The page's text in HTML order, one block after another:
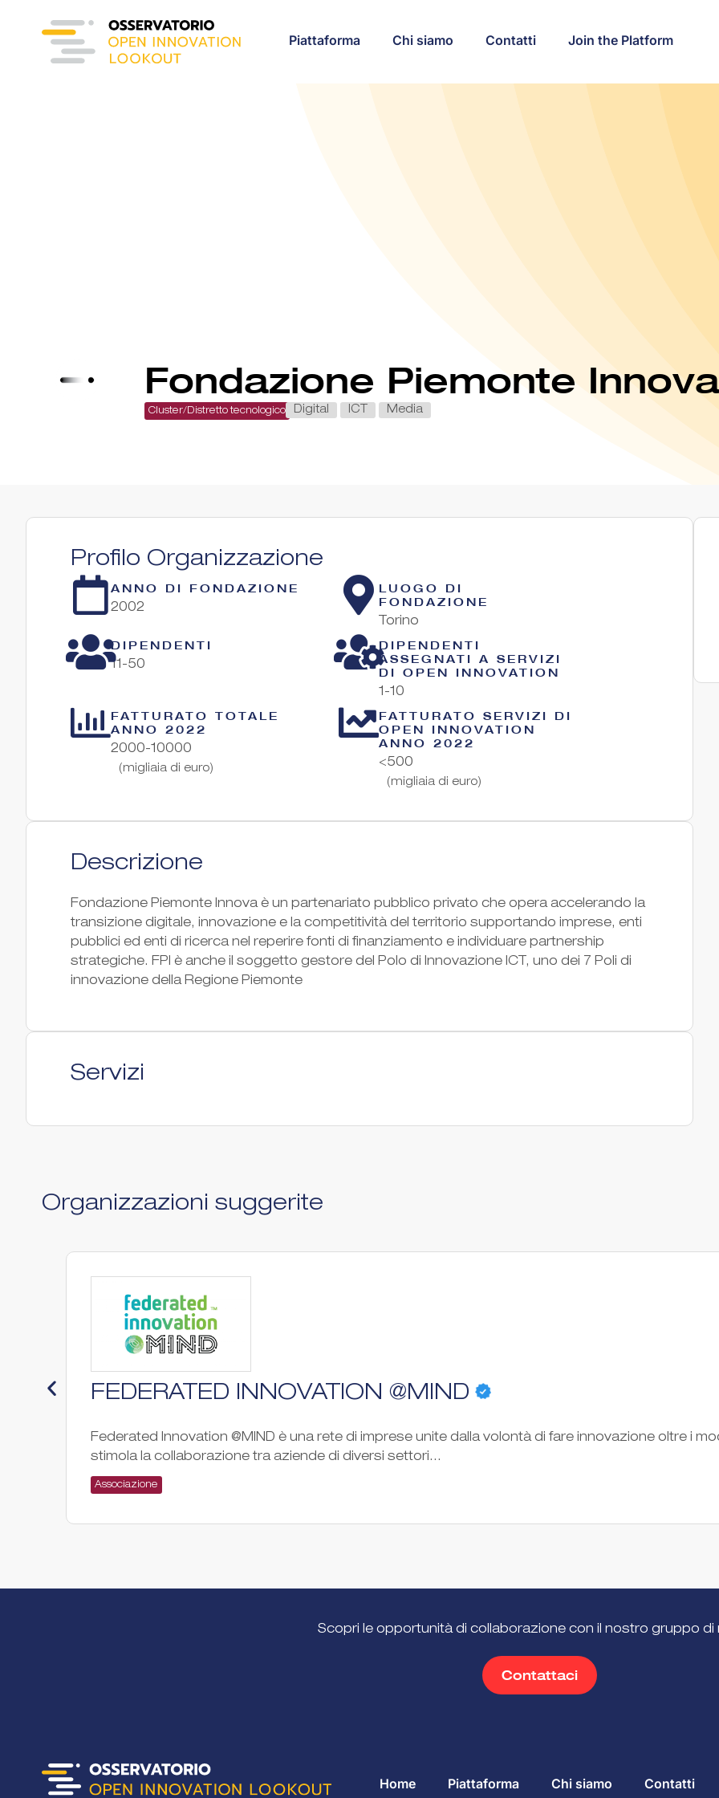
Piattaforma Chi siamo Contatti Join the Platform
Fondazione Piemonte Innova
Cluster/Distretto tecnologico Digital ICT Media
Profilo Organizzazione
ANNO DI FONDAZIONE
2002
LUOGO DI
FONDAZIONE
Torino
DIPENDENTI
11-50
DIPENDENTI
ASSEGNATI A SERVIZI
DI OPEN INNOVATION
1-10
FATTURATO TOTALE
ANNO 2022
2000-10000
(migliaia di euro)
FATTURATO SERVIZI DI
OPEN INNOVATION
ANNO 2022
<500
(migliaia di euro)
Descrizione
Fondazione Piemonte Innova è un partenariato pubblico privato che opera accelerando la
transizione digitale, innovazione e la competitività del territorio supportando imprese, enti
pubblici ed enti di ricerca nel reperire fonti di finanziamento e individuare partnership
strategiche. FPI è anche il soggetto gestore del Polo di Innovazione ICT, uno dei 7 Poli di
innovazione della Regione Piemonte
Servizi
Organizzazioni suggerite
FEDERATED INNOVATION @MIND
Federated Innovation @MIND è una rete di imprese unite dalla volontà di fare innovazione oltre i
stimola la collaborazione tra aziende di diversi settori...
Associazione
Scopri le opportunità di collaborazione con il nostro gruppo di
Contattaci
Home Piattaforma Chi siamo Contatti